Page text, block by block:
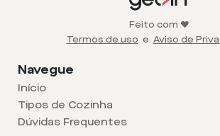
Feito com ❤️
Termos de uso e Aviso de
Navegue
Início
Tipos de Cozinha
Dúvidas Frequentes